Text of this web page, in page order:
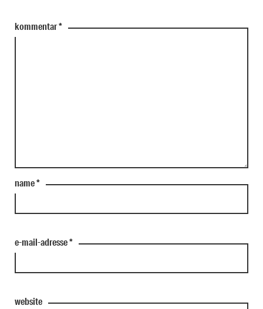
kommentar*
name*
e-mail-adresse*
website